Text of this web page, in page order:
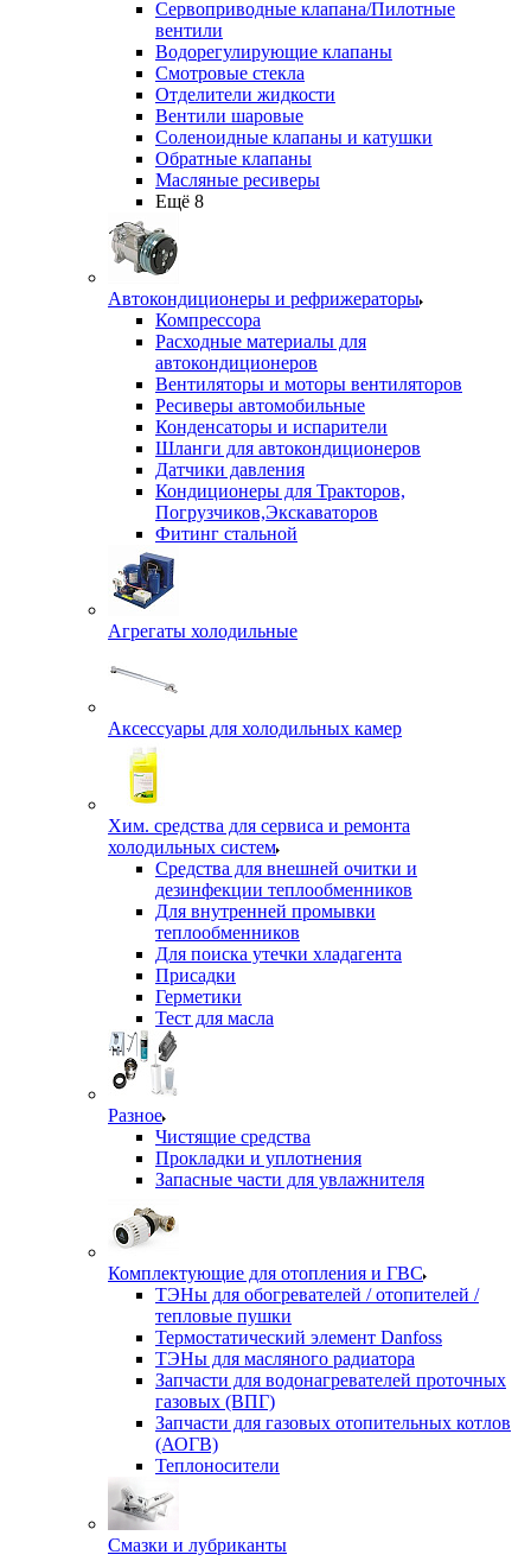
Сервоприводные клапана/Пилотные
вентили
Водорегулирующие клапаны
Смотровые стекла
Отделители жидкости
Вентили шаровые
Соленоидные клапаны и катушки
Обратные клапаны
Масляные ресиверы
Ещё 8
Автокондиционеры и рефрижераторы
Компрессора
Расходные материалы для
автокондиционеров
Вентиляторы и моторы вентиляторов
Ресиверы автомобильные
Конденсаторы и испарители
Шланги для автокондиционеров
Датчики давления
Кондиционеры для Тракторов,
Погрузчиков,Экскаваторов
Фитинг стальной
Агрегаты холодильные
Аксессуары для холодильных камер
Хим. средства для сервиса и ремонта
холодильных систем
Средства для внешней очитки и
дезинфекции теплообменников
Для внутренней промывки
теплообменников
Для поиска утечки хладагента
Присадки
Герметики
Тест для масла
Разное
Чистящие средства
Прокладки и уплотнения
Запасные части для увлажнителя
Комплектующие для отопления и ГВС
ТЭНы для обогревателей / отопителей /
тепловые пушки
Термостатический элемент Danfoss
ТЭНы для масляного радиатора
Запчасти для водонагревателей проточных
газовых (ВПГ)
Запчасти для газовых отопительных котлов
(АОГВ)
Теплоносители
Смазки и лубриканты